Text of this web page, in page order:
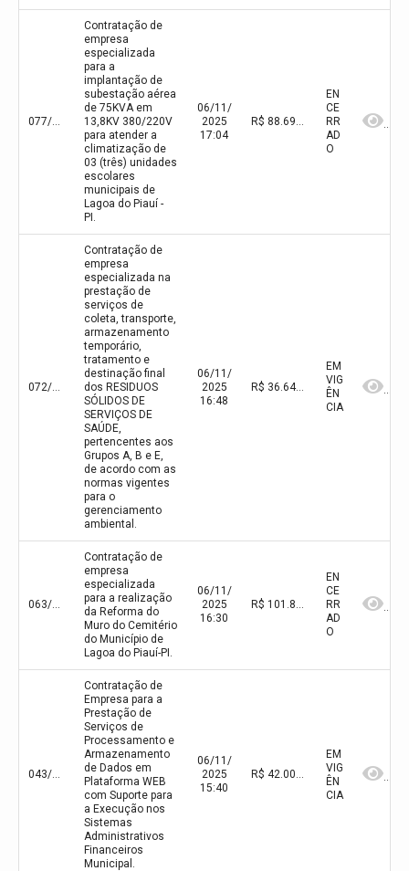
077/2025
Contratação de
empresa
especializada
para a
implantação de
subestação aérea
de 75KVA em
13,8KV 380/220V
para atender a
climatização de
03 (três) unidades
escolares
municipais de
Lagoa do Piauí -
PI.
06/11/
2025
17:04
R$ 88.690,08(valor inicial)
EN
CE
RR
AD
O
072/2025
Contratação de
empresa
especializada na
prestação de
serviços de
coleta, transporte,
armazenamento
temporário,
tratamento e
destinação final
dos RESIDUOS
SÓLIDOS DE
SERVIÇOS DE
SAÚDE,
pertencentes aos
Grupos A, B e E,
de acordo com as
normas vigentes
para o
gerenciamento
ambiental.
06/11/
2025
16:48
R$ 36.648,00(valor inicial)
EM
VIG
ÊN
CIA
063/2025
Contratação de
empresa
especializada
para a realização
da Reforma do
Muro do Cemitério
do Município de
Lagoa do Piauí-PI.
06/11/
2025
16:30
R$ 101.834,60(valor inicial)
EN
CE
RR
AD
O
043/2025
Contratação de
Empresa para a
Prestação de
Serviços de
Processamento e
Armazenamento
de Dados em
Plataforma WEB
com Suporte para
a Execução nos
Sistemas
Administrativos
Financeiros
Municipal.
06/11/
2025
15:40
R$ 42.000,00(valor inicial) R$ 42.000,00(valor atualizado)
EM
VIG
ÊN
CIA